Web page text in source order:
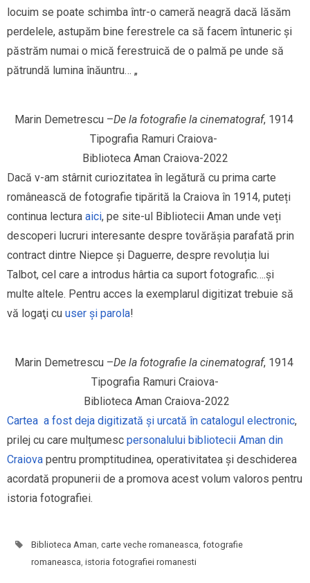
locuim se poate schimba într-o cameră neagră dacă lăsăm
perdelele, astupăm bine ferestrele ca să facem întuneric și
păstrăm numai o mică ferestruică de o palmă pe unde să
pătrundă lumina înăuntru… „
Marin Demetrescu –De la fotografie la cinematograf, 1914
Tipografia Ramuri Craiova-
Biblioteca Aman Craiova-2022
Dacă v-am stârnit curiozitatea în legătură cu prima carte
românească de fotografie tipărită la Craiova în 1914, puteți
continua lectura aici, pe site-ul Bibliotecii Aman unde veți
descoperi lucruri interesante despre tovărășia parafată prin
contract dintre Niepce și Daguerre, despre revoluția lui
Talbot, cel care a introdus hârtia ca suport fotografic….şi
multe altele. Pentru acces la exemplarul digitizat trebuie să
vă logaţi cu user şi parola!
Marin Demetrescu –De la fotografie la cinematograf, 1914
Tipografia Ramuri Craiova-
Biblioteca Aman Craiova-2022
Cartea a fost deja digitizată și urcată în catalogul electronic,
prilej cu care mulțumesc personalului bibliotecii Aman din
Craiova pentru promptitudinea, operativitatea și deschiderea
acordată propunerii de a promova acest volum valoros pentru
istoria fotografiei.
Biblioteca Aman, carte veche romaneasca, fotografie
romaneasca, istoria fotografiei romanesti